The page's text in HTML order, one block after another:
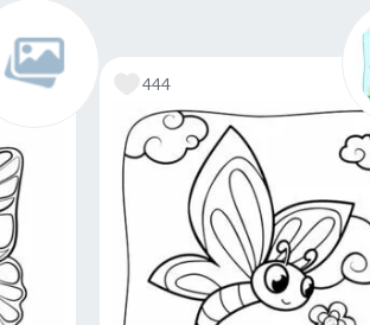
Распечатать и скачать
444